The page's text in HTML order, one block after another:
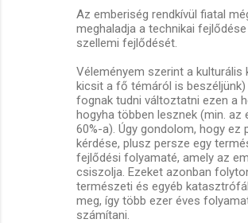
Az emberiség rendkívül fiatal
meghaladja a technikai
szellemi fejlődését.
Véleményem szerint a kulturális
kicsit a fő témáról is
fognak tudni változtatni ezen a
hogyha többen lesznek (min. az
60%-a). Úgy gondolom, hogy ez
kérdése, plusz persze egy
fejlődési folyamaté, amely az
csiszolja. Ezeket azonban
természeti és egyéb
meg, így több ezer éves
számítani.